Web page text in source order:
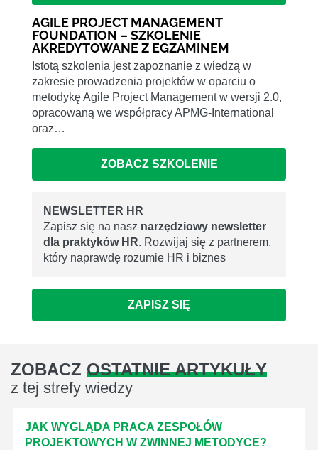
AGILE PROJECT MANAGEMENT
FOUNDATION – SZKOLENIE
AKREDYTOWANE Z EGZAMINEM
Istotą szkolenia jest zapoznanie z wiedzą w
zakresie prowadzenia projektów w oparciu o
metodykę Agile Project Management w wersji 2.0,
opracowaną we współpracy APMG-International
oraz…
ZOBACZ SZKOLENIE
NEWSLETTER HR
Zapisz się na nasz narzędziowy newsletter
dla praktyków HR. Rozwijaj się z partnerem,
który naprawdę rozumie HR i biznes
ZAPISZ SIĘ
ZOBACZ OSTATNIE ARTYKUŁY
z tej strefy wiedzy
JAK WYGLĄDA PRACA ZESPOŁÓW
PROJEKTOWYCH W ZWINNEJ METODYCE?